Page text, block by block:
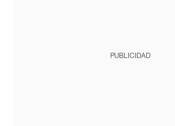
PUBLICIDAD